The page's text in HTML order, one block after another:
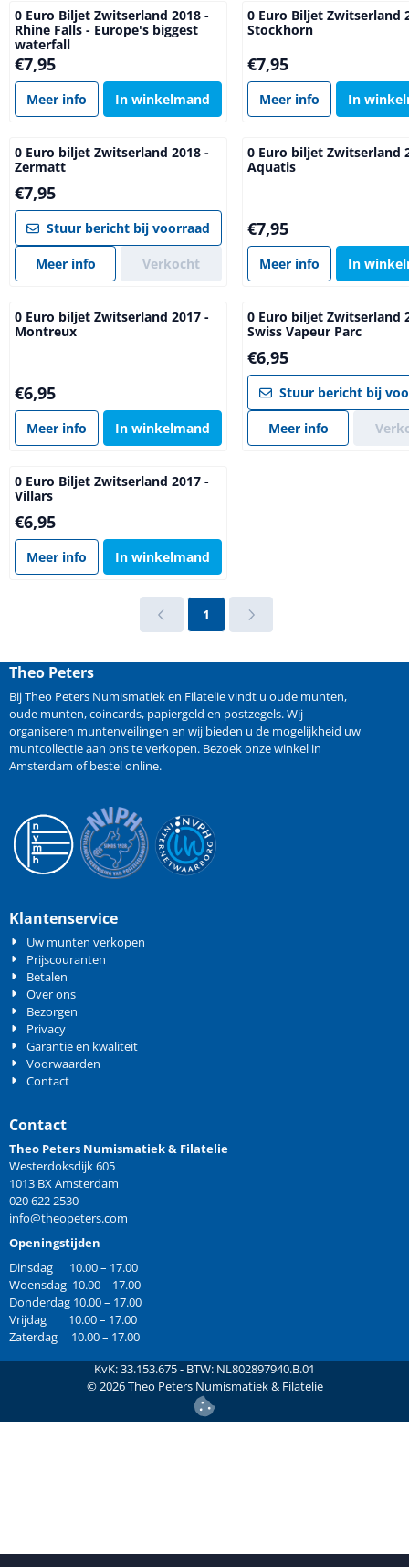
0 Euro Biljet Zwitserland 2018 -
Rhine Falls - Europe's biggest
waterfall
Prijs: 7,95
€7,95
Meer info In winkelmand
0 Euro Biljet Zwitserland
Stockhorn
Prijs: 7,95
€7,95
Meer info In
0 Euro biljet Zwitserland 2018 -
Zermatt
Prijs: 7,95
€7,95
Stuur bericht bij voorraad
Meer info Verkocht
0 Euro biljet Zwitserland
Aquatis
Prijs: 7,95
€7,95
Meer info In
0 Euro biljet Zwitserland 2017 -
Montreux
Prijs: 6,95
€6,95
Meer info In winkelmand
0 Euro biljet Zwitserland
Swiss Vapeur Parc
Prijs: 6,95
€6,95
Stuur bericht bij
Meer info
0 Euro Biljet Zwitserland 2017 -
Villars
Prijs: 6,95
€6,95
Meer info In winkelmand
1
Theo Peters
Bij Theo Peters Numismatiek en Filatelie vindt u oude munten,
oude munten,coincards, papiergeld en postzegels. Wij
organiseren muntenveilingen en wij bieden u de mogelijkheid uw
muntcollectie aan ons te verkopen. Bezoek onze winkel in
Amsterdam of bestel online.
Klantenservice
Uw munten verkopen
Prijscouranten
Betalen
Over ons
Bezorgen
Privacy
Garantie en kwaliteit
Voorwaarden
Contact
Contact
Theo Peters Numismatiek & Filatelie
Westerdoksdijk 605
1013 BX Amsterdam
020 622 2530
info@theopeters.com
Openingstijden
Dinsdag 10.00 – 17.00
Woensdag 10.00 – 17.00
Donderdag 10.00 – 17.00
Vrijdag 10.00 – 17.00
Zaterdag 10.00 – 17.00
KvK: 33.153.675 - BTW: NL802897940.B.01
©2026Theo Peters Numismatiek & Filatelie